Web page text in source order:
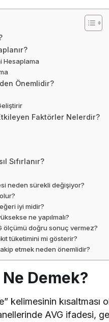
Hesaplama
Önemlidir?
Faktörler Nelerdir?
Sıfırlanır?
neden sürekli değişiyor?
iyi midir?
ne yapılmalı?
ölçümü doğru sonuç vermez?
tüketimini mi gösterir?
etmek neden önemlidir?
Demek?
kelimesinin
AVG ifadesi,